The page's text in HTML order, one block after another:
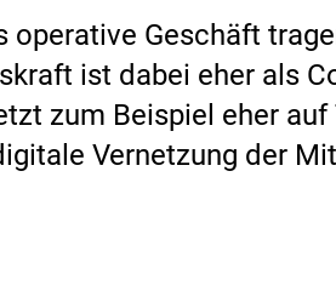
Geschäft
ist dabei eher als
zum Beispiel eher
Vernetzung der